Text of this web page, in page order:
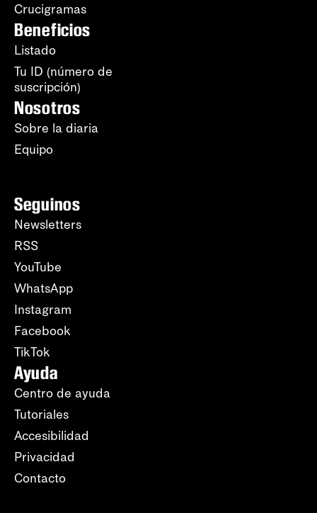
Crucigramas
Beneficios
Listado
Tu ID (número de
suscripción)
Nosotros
Sobre la diaria
Equipo
Seguinos
Newsletters
RSS
YouTube
WhatsApp
Instagram
Facebook
TikTok
Ayuda
Centro de ayuda
Tutoriales
Accesibilidad
Privacidad
Contacto